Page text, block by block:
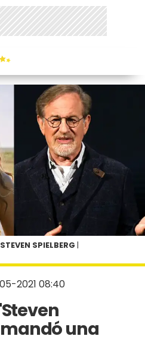
2021 08:40
una
SPIELBERG |